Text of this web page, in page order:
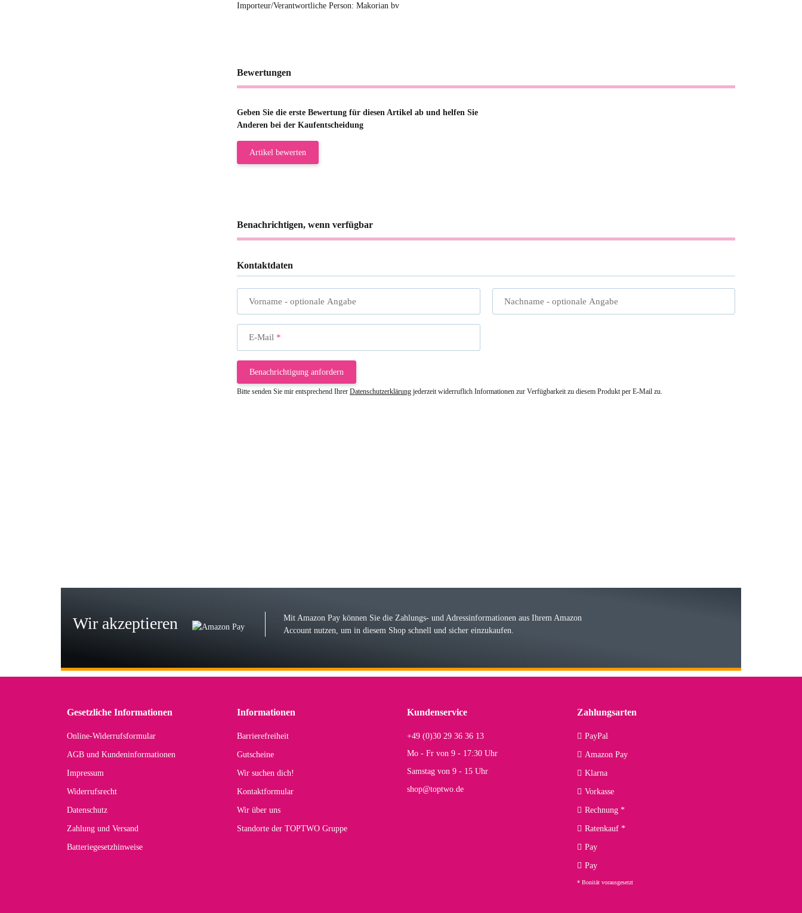
Importeur/Verantwortliche Person: Makorian bv
Bewertungen
Geben Sie die erste Bewertung für diesen Artikel ab und helfen Sie
Anderen bei der Kaufentscheidung
Artikel bewerten
Benachrichtigen, wenn verfügbar
Kontaktdaten
Vorname - optionale Angabe Nachname - optionale Angabe
E-Mail
Benachrichtigung anfordern
Bitte senden Sie mir entsprechend Ihrer Datenschutzerklärung jederzeit widerruflich Informationen zur Verfügbarkeit zu diesem Produkt per E-Mail zu.
Der Koffer macht einen sehr soliden Eindruck. Die Zuverlässigkeit muss sich noch in den kommenden Jahren herausstellen. Spannend wird es falls
Hans E
Wir akzeptieren
Mit Amazon Pay können Sie die Zahlungs- und Adressinformationen aus Ihrem Amazon
Account nutzen, um in diesem Shop schnell und sicher einzukaufen.
Gesetzliche Informationen
Online-Widerrufsformular
AGB und Kundeninformationen
Impressum
Widerrufsrecht
Datenschutz
Zahlung und Versand
Batteriegesetzhinweise
Informationen
Barrierefreiheit
Gutscheine
Wir suchen dich!
Kontaktformular
Wir über uns
Standorte der TOPTWO Gruppe
Kundenservice
+49 (0)30 29 36 36 13
Mo - Fr von 9 - 17:30 Uhr
Samstag von 9 - 15 Uhr
shop@toptwo.de
Zahlungsarten
PayPal
Amazon Pay
Klarna
Vorkasse
Rechnung *
Ratenkauf *
Pay
Pay
* Bonität vorausgesetzt